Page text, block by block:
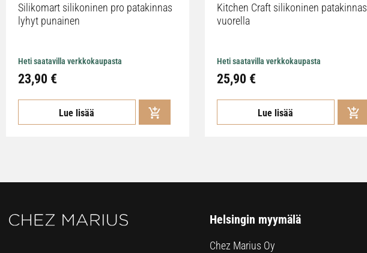
Silikomart silikoninen pro patakinnas
lyhyt punainen
Heti saatavilla verkkokaupasta
23,90 €
Lue lisää
Kitchen Craft silikoninen patakinnas
vuorella
Heti saatavilla verkkokaupasta
25,90 €
Lue lisää
Helsingin myymälä
Chez Marius Oy